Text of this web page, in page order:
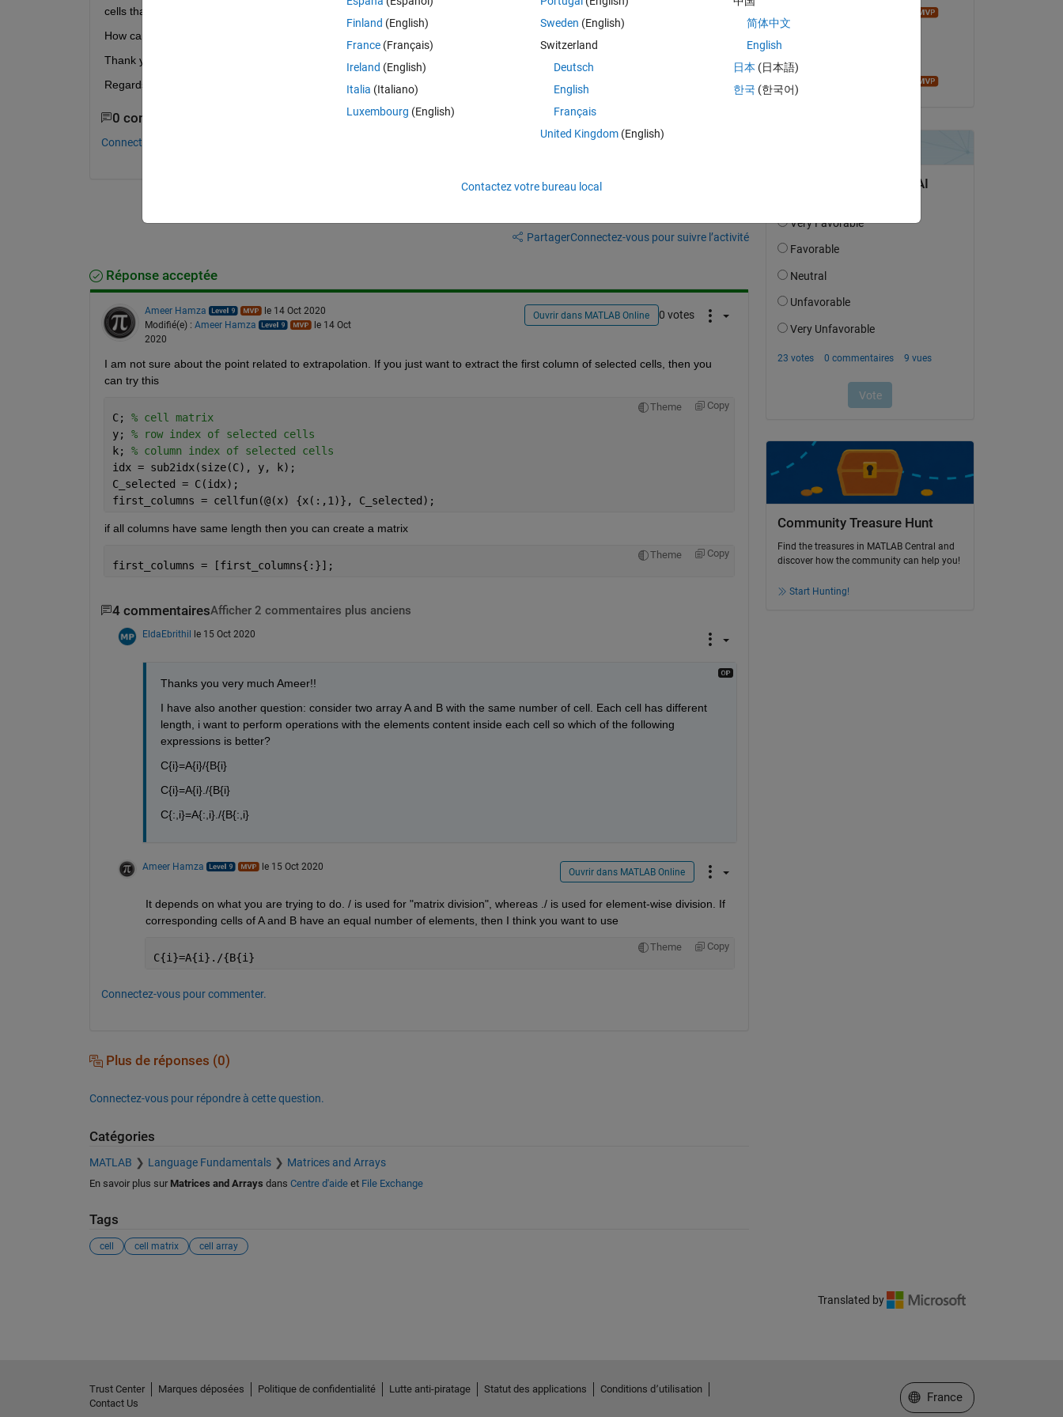
cells that interest me, I want, from these selected cells, to extrapolate only the first of the three columns.
How can be done?
Thank you for the help
Regards
0 commentaires
Connectez-vous pour commenter.
PartagerConnectez-vous pour suivre l’activité
Réponse acceptée
Ameer Hamza
le 14 Oct 2020
Modifié(e) : Ameer Hamza
le 14 Oct
2020
Ouvrir dans MATLAB Online 0 votes
I am not sure about the point related to extrapolation. If you just want to extract the first column of selected cells, then you
can try this
Theme Copy
C; % cell matrix
y; % row index of selected cells
k; % column index of selected cells
idx = sub2idx(size(C), y, k);
C_selected = C(idx);
first_columns = cellfun(@(x) {x(:,1)}, C_selected);
if all columns have same length then you can create a matrix
Theme Copy
first_columns = [first_columns{:}];
4 commentairesAfficher 2 commentaires plus anciens
EldaEbrithil le 15 Oct 2020
Thanks you very much Ameer!!
I have also another question: consider two array A and B with the same number of cell. Each cell has different
length, i want to perform operations with the elements content inside each cell so which of the following
expressions is better?
C{i}=A{i}/{B{i}
C{i}=A{i}./{B{i}
C{:,i}=A{:,i}./{B{:,i}
Ameer Hamza le 15 Oct 2020 Ouvrir dans MATLAB Online
It depends on what you are trying to do. / is used for "matrix division", whereas ./ is used for element-wise division. If
corresponding cells of A and B have an equal number of elements, then I think you want to use
Theme Copy
C{i}=A{i}./{B{i}
Connectez-vous pour commenter.
Plus de réponses (0)
Connectez-vous pour répondre à cette question.
Catégories
MATLAB Language Fundamentals Matrices and Arrays
En savoir plus sur Matrices and Arrays dans Centre d'aideet File Exchange
Tags
cell cell matrix cell array
le 15 Oct 2020
Acceptée :
Community Treasure Hunt
Find the treasures in MATLAB Central and
discover how the community can help you!
Start Hunting!
Translated by
Finland (English)
France (Français)
Ireland (English)
Italia (Italiano)
Luxembourg (English)
Sweden (English)
Switzerland
Deutsch
English
Français
United Kingdom(English)
简体中文
English
日本 (日本語)
한국 (한국어)
Contactez votre bureau local
Trust Center Marques déposées Politique de confidentialité Lutte anti-piratage Statut des applications
Conditions d՚utilisation
Contact Us
Sélectionner un site web
France